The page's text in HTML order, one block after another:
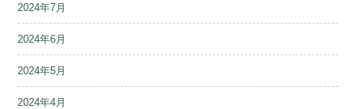
2024年7月
2024年6月
2024年5月
2024年4月